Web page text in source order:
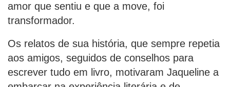
amor que sentiu e que a move, foi
transformador.
Os relatos de sua história, que sempre repetia
aos amigos, seguidos de conselhos para
escrever tudo em livro, motivaram Jaqueline a